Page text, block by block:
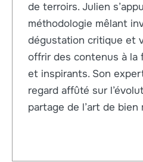
de terroirs. Julien
méthodologie mêlant
dégustation critique et
offrir des contenus à la
et inspirants. Son
regard affûté sur
partage de l’art de bien